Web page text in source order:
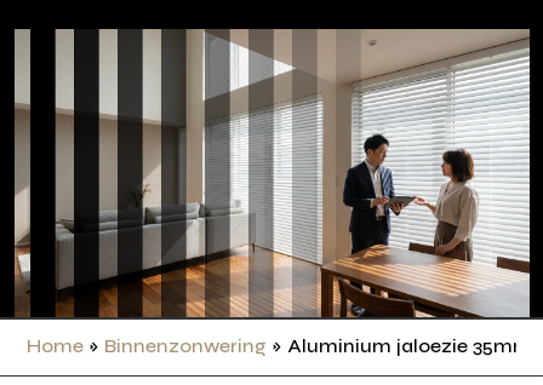
Home » Binnenzonwering » Aluminium jaloezie 35mm